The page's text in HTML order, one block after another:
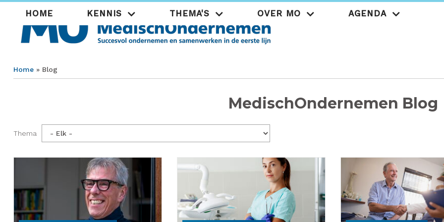
Hoofdnavigatie
HOME KENNIS THEMA'S OVER MO AGENDA
Kruimelpad
Home Blog
MedischOndernemen Blog
Thema